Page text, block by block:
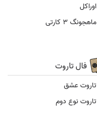
اوراکل
ماهجونگ 3 کارتی
فال تاروت
تاروت عشق
تاروت نوع دوم